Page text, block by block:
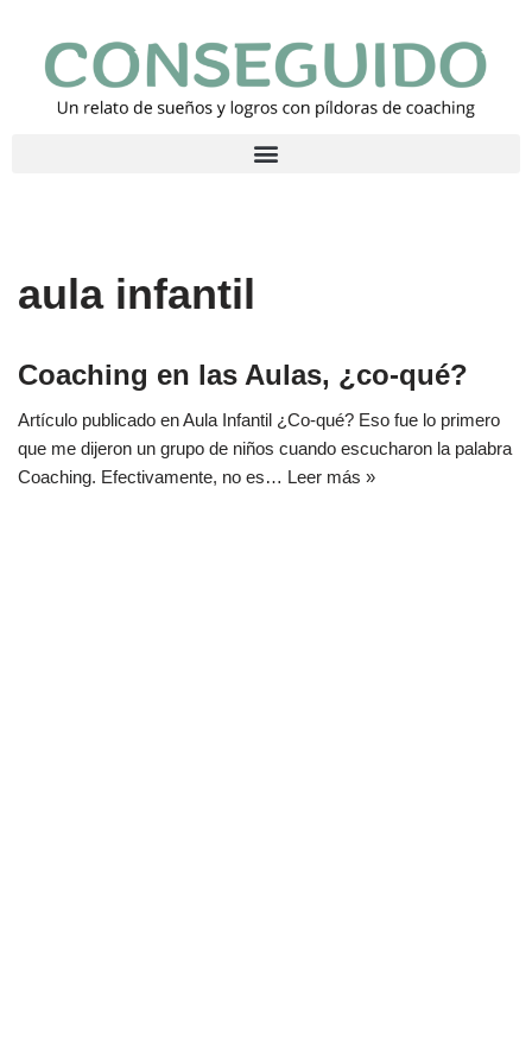
Saltar
contenido
aula infantil
Coaching en las Aulas, ¿co-qué?
Artículo publicado en Aula Infantil ¿Co-qué? Eso fue lo primero
que me dijeron un grupo de niños cuando escucharon la palabra
Coaching. Efectivamente, no es… Leer más »